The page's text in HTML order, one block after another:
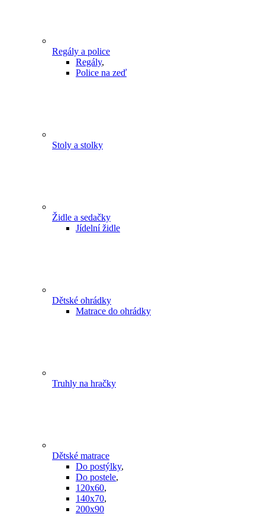
Regály a police
Regály,
Police na zeď
Stoly a stolky
Židle a sedačky
Jídelní židle
Dětské ohrádky
Matrace do ohrádky
Truhly na hračky
Dětské matrace
Do postýlky,
Do postele,
120x60,
140x70,
200x90